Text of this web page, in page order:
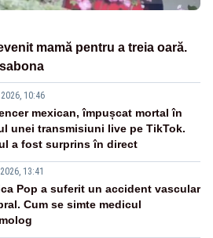
mamă pentru a treia oară.
10:46
mexican, împușcat mortal în
unei transmisiuni live pe TikTok.
a fost surprins în direct
13:41
Pop a suferit un accident vascular
Cum se simte medicul